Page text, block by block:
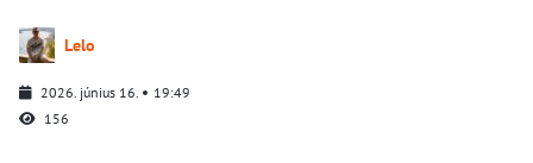
Lelo
2026. június 16.
19:49
156